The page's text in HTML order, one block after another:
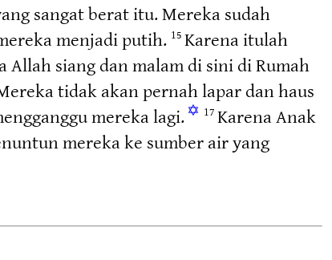
sangat berat itu. Mereka sudah
menjadi putih. 15 Karena itulah
siang dan malam di sini di Rumah
tidak akan pernah lapar dan haus
mereka lagi. ✡ 17 Karena Anak
mereka ke sumber air yang